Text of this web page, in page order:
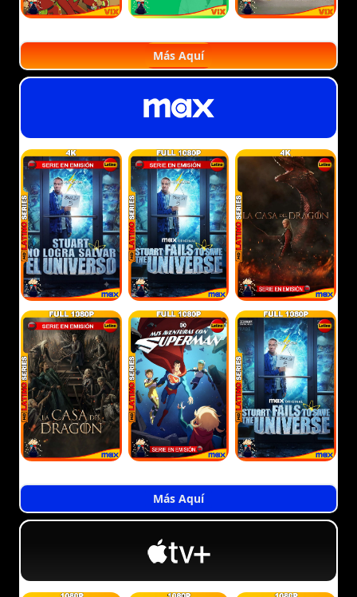
Más Aquí
Más Aquí